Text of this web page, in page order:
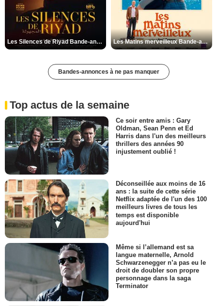
Les Silences de Riyad Bande-annonce VO STFR Les Matins merveilleux Bande-annonce VF
Bandes-annonces à ne pas manquer
Top actus de la semaine
Ce soir entre amis : Gary
Oldman, Sean Penn et Ed
Harris dans l'un des meilleurs
thrillers des années 90
injustement oublié !
Déconseillée aux moins de 16
ans : la suite de cette série
Netflix adaptée de l'un des 100
meilleurs livres de tous les
temps est disponible
aujourd'hui
Même si l’allemand est sa
langue maternelle, Arnold
Schwarzenegger n’a pas eu le
droit de doubler son propre
personnage dans la saga
Terminator